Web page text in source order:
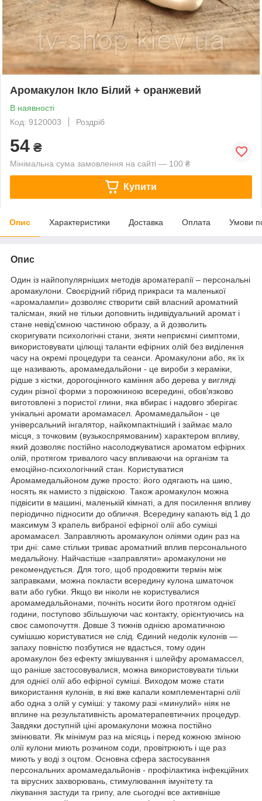
Аромакулон Ікло Білий + оранжевий
В наявності
Код: 9120003
Роздріб
54 ₴
Мінімальна сума замовлення на сайті — 100 ₴
Купити
Опис Характеристики Доставка Оплата Умови
Опис
Один із найпопулярніших методів ароматерапії – персональні
аромакулони. Своєрідний гібрид прикраси та маленької
«аромалампи» дозволяє створити свій власний ароматний
талісман, який не тільки доповнить індивідуальний аромат і
стане невід'ємною частиною образу, а й дозволить
скоригувати психологічні стани, зняти неприємні симптоми,
використовувати цілющі таланти ефірних олій без виділення
часу на окремі процедури та сеанси. Аромакулони або, як їх
ще називають, аромамедальйони - це вироби з кераміки,
рідше з кістки, дорогоцінного каміння або дерева у вигляді
судин різної форми з порожниною всередині, обов'язково
виготовлені з пористої глини, яка вбирає і надовго зберігає
унікальні аромати аромамасел. Аромамедальйон - це
універсальний інгалятор, найкомпактніший і займає мало
місця, з точковим (вузькоспрямованим) характером впливу,
який дозволяє постійно насолоджуватися ароматом ефірних
олій, протягом тривалого часу впливаючи на організм та
емоційно-психологічний стан. Користуватися
Аромамедальйоном дуже просто: його одягають на шию,
носять як намисто з підвіскою. Також аромакулон можна
підвісити в машині, маленькій кімнаті, а для посилення впливу
періодично підносити до обличчя. Всередину капають від 1 до
максимум 3 крапель вибраної ефірної олії або суміші
аромамасел. Заправляють аромакулон оліями один раз на
три дні: саме стільки триває ароматний вплив персонального
медальйону. Найчастіше «заправляти» аромакулони не
рекомендується. Для того, щоб продовжити термін між
заправками, можна покласти всередину кулона шматочок
вати або губки. Якщо ви ніколи не користувалися
аромамедальйонами, почніть носити його протягом однієї
години, поступово збільшуючи час контакту, орієнтуючись на
своє самопочуття. Довше 3 тижнів однією ароматичною
сумішшю користуватися не слід. Єдиний недолік кулонів —
запаху повністю позбутися не вдасться, тому один
аромакулон без ефекту змішування і шлейфу аромамассел,
що раніше застосовувалися, можна використовувати тільки
для однієї олії або ефірної суміші. Виходом може стати
використання кулонів, в які вже капали комплементарні олії
або одна з олій у суміші: у такому разі «минулий» ніяк не
вплине на результативність ароматерапевтичних процедур.
Завдяки доступній ціні аромакулони можна постійно
змінювати. Як мінімум раз на місяць і перед кожною зміною
олії кулони миють розчином соди, провітрюють і ще раз
миють у воді з оцтом. Основна сфера застосування
персональних аромамедальйонів - профілактика інфекційних
та вірусних захворювань, стимулювання імунітету та
лікування застуди та грипу, але сьогодні все активніше